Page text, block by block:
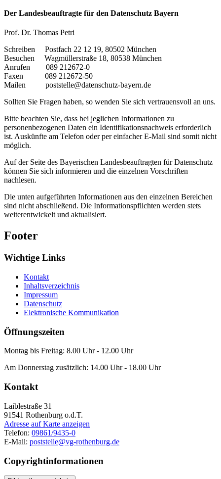
Der Landesbeauftragte für den Datenschutz Bayern
Prof. Dr. Thomas Petri
Schreiben Postfach 22 12 19, 80502 München
Besuchen Wagmüllerstraße 18, 80538 München
Anrufen 089 212672-0
Faxen 089 212672-50
Mailen poststelle@datenschutz-bayern.de
Sollten Sie Fragen haben, so wenden Sie sich vertrauensvoll an uns.
Bitte beachten Sie, dass bei jeglichen Informationen zu
personenbezogenen Daten ein Identifikationsnachweis erforderlich
ist. Auskünfte am Telefon oder per einfacher E-Mail sind somit nicht
möglich.
Auf der Seite des Bayerischen Landesbeauftragten für Datenschutz
können Sie sich informieren und die einzelnen Vorschriften
nachlesen.
Die unten aufgeführten Informationen aus den einzelnen Bereichen
sind nicht abschließend. Die Informationspflichten werden stets
weiterentwickelt und aktualisiert.
Footer
Wichtige Links
Kontakt
Inhaltsverzeichnis
Impressum
Datenschutz
Elektronische Kommunikation
Öffnungszeiten
Montag bis Freitag: 8.00 Uhr - 12.00 Uhr
Am Donnerstag zusätzlich: 14.00 Uhr - 18.00 Uhr
Kontakt
Laiblestraße 31
91541 Rothenburg o.d.T.
Adresse auf Karte anzeigen
Telefon: 09861/9435-0
E-Mail: poststelle@vg-rothenburg.de
Copyrightinformationen